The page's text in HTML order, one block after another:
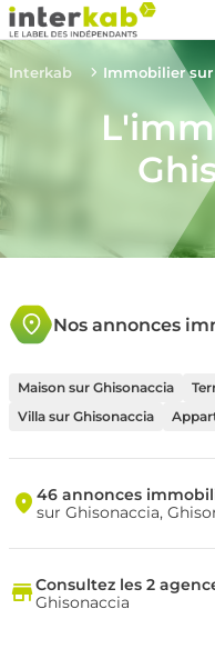
Interkab Immobilier
Nos annonces
Maison sur Ghisonaccia
Villa sur Ghisonaccia
46 annonces
sur Ghisonaccia,
Consultez les 2
Ghisonaccia